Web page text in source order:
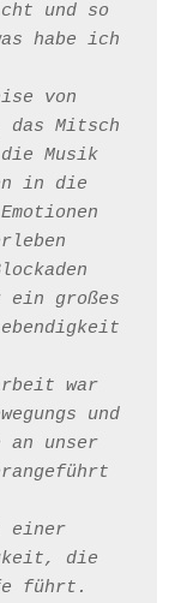
und so
habe ich
von
Mitsch
Musik
in die
ein großes
war
und
an unser
einer
die
führt.